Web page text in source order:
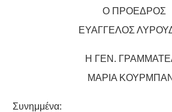
Ο ΠΡΟΕΔΡΟΣ
ΕΥΑΓΓΕΛΟΣ
Η ΓΕΝ.
ΜΑΡΙΑ
Συνημμένα: